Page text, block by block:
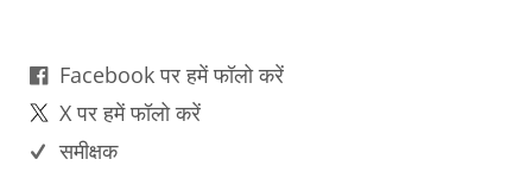
Facebook पर हमें फॉलो करें
X पर हमें फॉलो करें
समीक्षक